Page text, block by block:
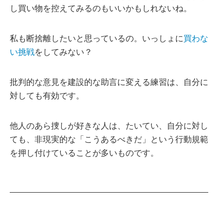
し買い物を控えてみるのもいいかもしれないね。
私も断捨離したいと思っているの。いっしょに買わな
い挑戦をしてみない？
批判的な意見を建設的な助言に変える練習は、自分に
対しても有効です。
他人のあら捜しが好きな人は、たいてい、自分に対し
ても、非現実的な「こうあるべきだ」という行動規範
を押し付けていることが多いものです。